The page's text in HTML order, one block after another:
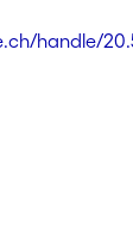
handle/